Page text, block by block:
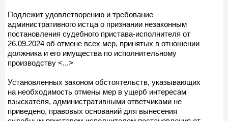
Подлежит удовлетворению и требование
административного истца о признании незаконным
постановления судебного пристава-исполнителя от
26.09.2024 об отмене всех мер, принятых в отношении
должника и его имущества по исполнительному
производству <...>
Установленных законом обстоятельств, указывающих
на необходимость отмены мер в ущерб интересам
взыскателя, административными ответчиками не
приведено, правовых оснований для вынесения